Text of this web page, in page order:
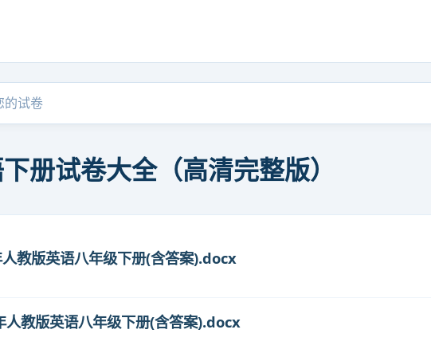
册试卷大全（高清完整版）
教版英语八年级下册(含答案).docx
教版英语八年级下册(含答案).docx